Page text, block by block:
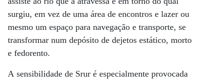
surgiu, em vez de uma área de encontros e lazer ou
mesmo um espaço para navegação e transporte, se
transformar num depósito de dejetos estático, morto
e fedorento.
A sensibilidade de Srur é especialmente provocada